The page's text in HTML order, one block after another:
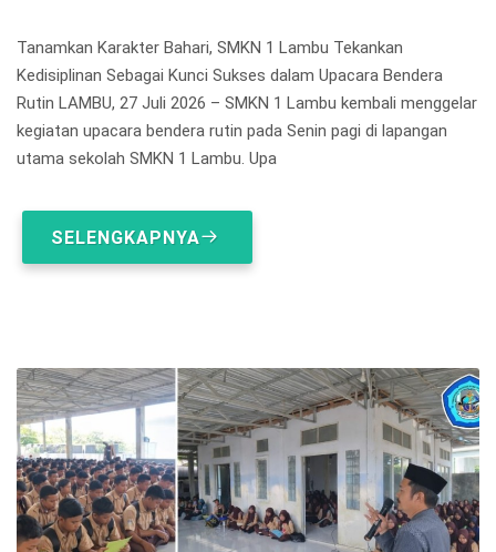
Tanamkan Karakter Bahari, SMKN 1 Lambu Tekankan
Kedisiplinan Sebagai Kunci Sukses dalam Upacara Bendera
Rutin LAMBU, 27 Juli 2026 – SMKN 1 Lambu kembali menggelar
kegiatan upacara bendera rutin pada Senin pagi di lapangan
utama sekolah SMKN 1 Lambu. Upa
SELENGKAPNYA